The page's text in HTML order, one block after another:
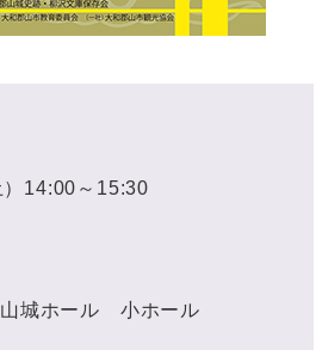
14:00～15:30
山城ホール 小ホール